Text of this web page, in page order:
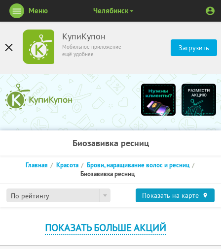
КупиКупон
Мобильное приложение
ещё удобнее
Загрузить
Меню Челябинск
Биозавивка ресниц
По рейтингу
Главная Красота
Брови, наращивание волос и ресниц
Биозавивка ресниц
Показать на карте
ПОКАЗАТЬ БОЛЬШЕ АКЦИЙ